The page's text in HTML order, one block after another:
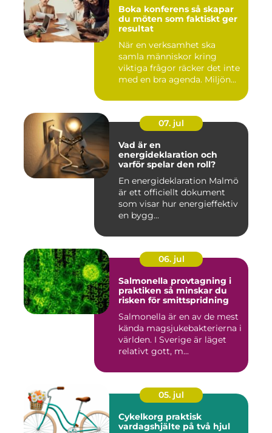
Boka konferens så skapar
du möten som faktiskt ger
resultat
När en verksamhet ska
samla människor kring
viktiga frågor räcker det inte
med en bra agenda. Miljön...
07. jul
Vad är en
energideklaration och
varför spelar den roll?
En energideklaration Malmö
är ett officiellt dokument
som visar hur energieffektiv
en bygg...
06. jul
Salmonella provtagning i
praktiken så minskar du
risken för smittspridning
Salmonella är en av de mest
kända magsjukebakterierna i
världen. I Sverige är läget
relativt gott, m...
05. jul
Cykelkorg praktisk
vardagshjälte på två hjul